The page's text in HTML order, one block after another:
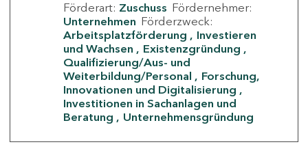
Förderart: Zuschuss Fördernehmer:
Unternehmen Förderzweck:
Arbeitsplatzförderung
Investieren
und Wachsen
Existenzgründung
Qualifizierung/Aus- und
Weiterbildung/Personal
Forschung,
Innovationen und Digitalisierung
Investitionen in Sachanlagen und
Beratung
Unternehmensgründung